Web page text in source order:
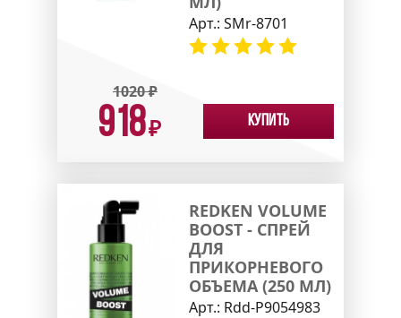
Арт.: SMr-8701
1020₽
918₽ Купить
REDKEN VOLUME
BOOST - СПРЕЙ
ДЛЯ
ПРИКОРНЕВОГО
ОБЪЕМА (250 МЛ)
Арт.: Rdd-P9054983